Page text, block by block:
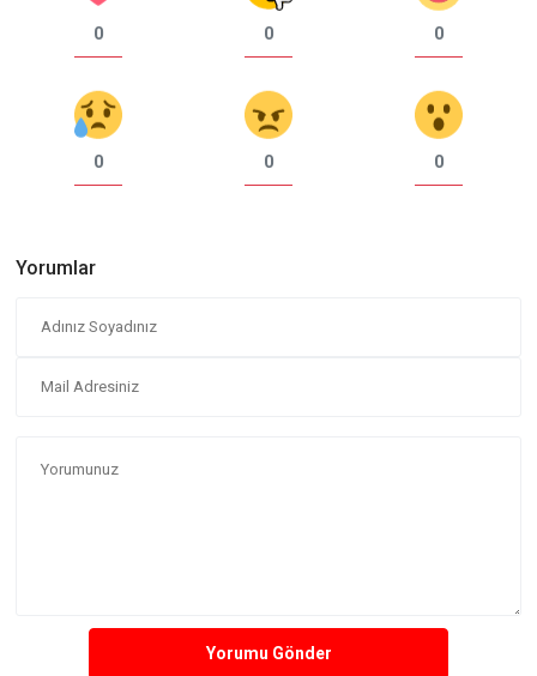
0 0 0
0 0 0
Yorumlar
Yorumu Gönder